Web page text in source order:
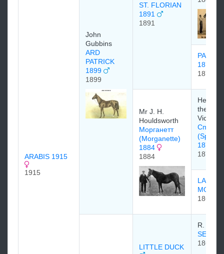
ARABIS 1915
1915
John
Gubbins
ARD
PATRICK
1899
1899
ST. FLORIAN
1891
1891
1874
1874
Mr J. H.
Houldsworth
Морганетт
(Morganette)
1884
1884
Her
the
Victoria
1873)
1873
LADY
1865
LITTLE DUCK
R. Bell
SEE
1865